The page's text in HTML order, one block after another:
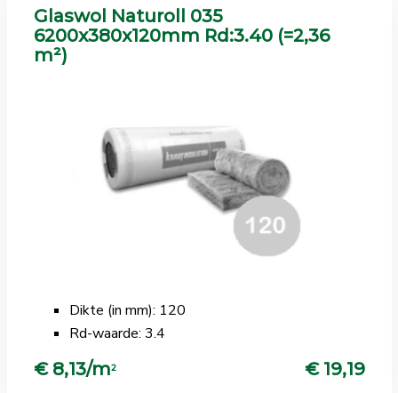
Glaswol Naturoll 035
6200x380x120mm Rd:3.40 (=2,36
m²)
Dikte (in mm): 120
Rd-waarde: 3.4
€ 8,13/m2 € 19,19